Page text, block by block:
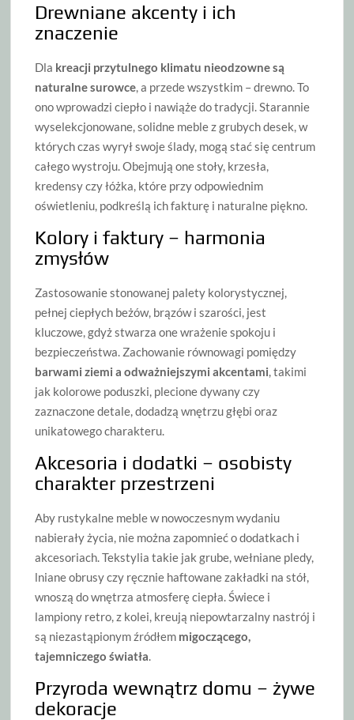
Drewniane akcenty i ich
znaczenie
Dla kreacji przytulnego klimatu nieodzowne są
naturalne surowce, a przede wszystkim – drewno. To
ono wprowadzi ciepło i nawiąże do tradycji. Starannie
wyselekcjonowane, solidne meble z grubych desek, w
których czas wyrył swoje ślady, mogą stać się centrum
całego wystroju. Obejmują one stoły, krzesła,
kredensy czy łóżka, które przy odpowiednim
oświetleniu, podkreślą ich fakturę i naturalne piękno.
Kolory i faktury – harmonia
zmysłów
Zastosowanie stonowanej palety kolorystycznej,
pełnej ciepłych beżów, brązów i szarości, jest
kluczowe, gdyż stwarza one wrażenie spokoju i
bezpieczeństwa. Zachowanie równowagi pomiędzy
barwami ziemi a odważniejszymi akcentami, takimi
jak kolorowe poduszki, plecione dywany czy
zaznaczone detale, dodadzą wnętrzu głębi oraz
unikatowego charakteru.
Akcesoria i dodatki – osobisty
charakter przestrzeni
Aby rustykalne meble w nowoczesnym wydaniu
nabierały życia, nie można zapomnieć o dodatkach i
akcesoriach. Tekstylia takie jak grube, wełniane pledy,
lniane obrusy czy ręcznie haftowane zakładki na stół,
wnoszą do wnętrza atmosferę ciepła. Świece i
lampiony retro, z kolei, kreują niepowtarzalny nastrój i
są niezastąpionym źródłem migoczącego,
tajemniczego światła.
Przyroda wewnątrz domu – żywe
dekoracje